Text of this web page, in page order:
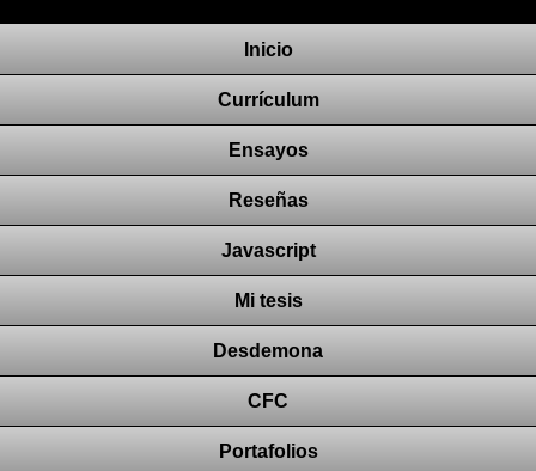
Inicio
Currículum
Ensayos
Reseñas
Javascript
Mi tesis
Desdemona
CFC
Portafolios